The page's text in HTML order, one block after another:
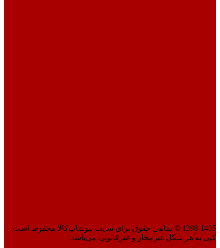
1398-1405 © تمامی حقوق برای سایت نیوشاپ‌کالا محفوظ است.
کپی به هر شکل غیرمجاز و غیرقانونی می‌باشد.